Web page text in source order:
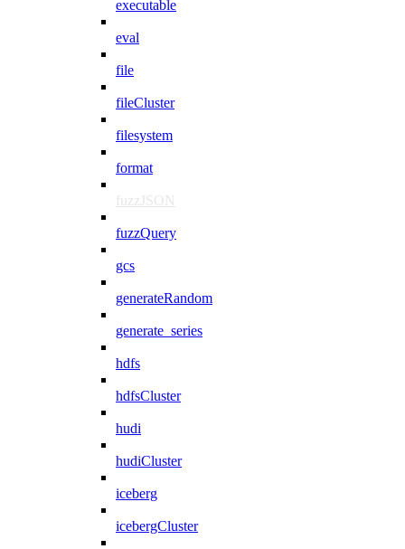
executable
eval
file
fileCluster
filesystem
format
fuzzJSON
fuzzQuery
gcs
generateRandom
generate_series
hdfs
hdfsCluster
hudi
hudiCluster
iceberg
icebergCluster